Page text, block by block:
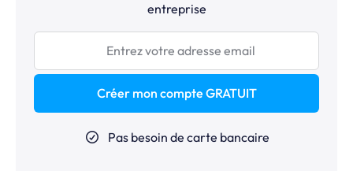
entreprise
Créer mon compte GRATUIT
Pas besoin de carte bancaire